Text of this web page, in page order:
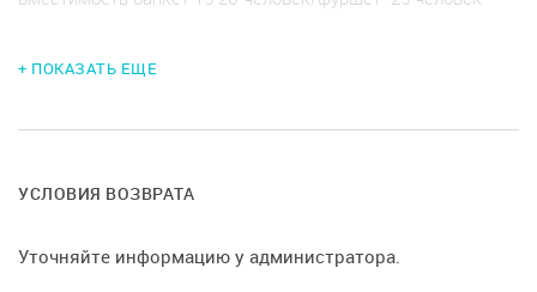
+ ПОКАЗАТЬ ЕЩЕ
УСЛОВИЯ ВОЗВРАТА
Уточняйте информацию у администратора.